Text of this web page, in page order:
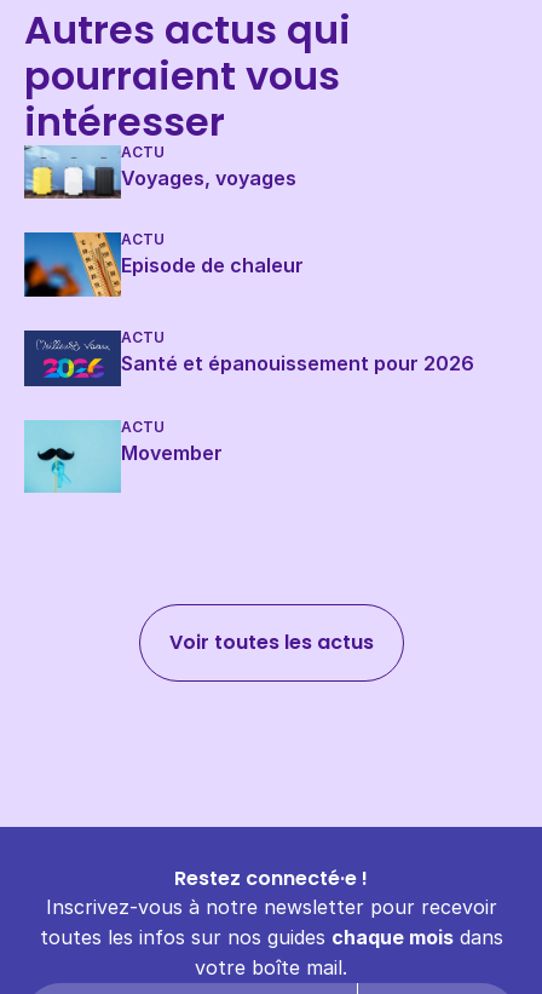
Autres actus qui
pourraient vous
intéresser
ACTU
Voyages, voyages
ACTU
Episode de chaleur
ACTU
Santé et épanouissement pour 2026
ACTU
Movember
Voir toutes les actus
Restez connecté·e !
Inscrivez-vous à notre newsletter pour recevoir
toutes les infos sur nos guides chaque moisdans
votre boîte mail.